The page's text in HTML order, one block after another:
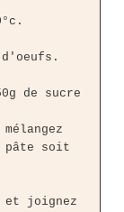
de sucre
pâte soit
et joignez